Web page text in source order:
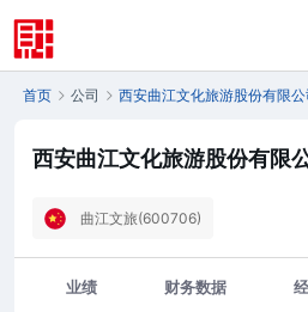
首页 公司 西安曲江文化旅游股份有限公
西安曲江文化旅游股份有限
曲江文旅(600706)
业绩 财务数据